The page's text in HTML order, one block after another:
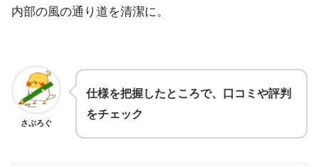
内部の風の通り道を清潔に。
さぶろぐ
仕様を把握したところで、口コミや評判
をチェック